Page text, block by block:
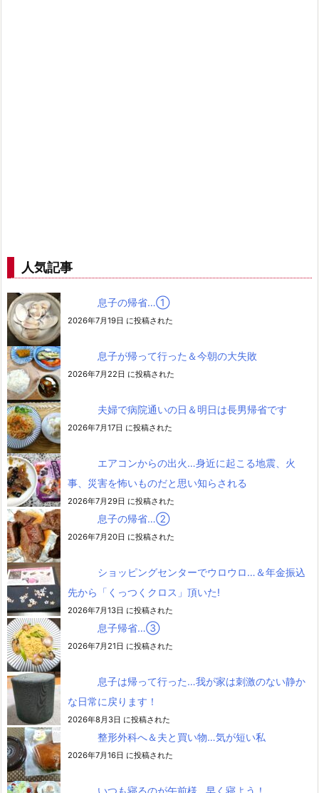
人気記事
息子の帰省…➀
2026年7月19日 に投稿された
息子が帰って行った＆今朝の大失敗
2026年7月22日 に投稿された
夫婦で病院通いの日＆明日は長男帰省です
2026年7月17日 に投稿された
エアコンからの出火…身近に起こる地震、火
事、災害を怖いものだと思い知らされる
2026年7月29日 に投稿された
息子の帰省…②
2026年7月20日 に投稿された
ショッピングセンターでウロウロ…＆年金振込
先から「くっつくクロス」頂いた!
2026年7月13日 に投稿された
息子帰省…③
2026年7月21日 に投稿された
息子は帰って行った…我が家は刺激のない静か
な日常に戻ります！
2026年8月3日 に投稿された
整形外科へ＆夫と買い物…気が短い私
2026年7月16日 に投稿された
いつも寝るのが午前様…早く寝よう！